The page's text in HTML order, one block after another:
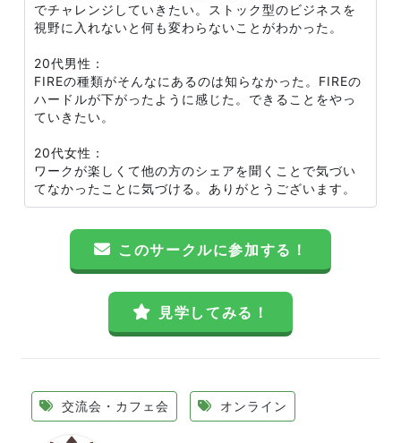
でチャレンジしていきたい。ストック型のビジネスを
視野に入れないと何も変わらないことがわかった。
20代男性：
FIREの種類がそんなにあるのは知らなかった。FIREの
ハードルが下がったように感じた。できることをやっ
ていきたい。
20代女性：
ワークが楽しくて他の方のシェアを聞くことで気づい
てなかったことに気づける。ありがとうございます。
このサークルに参加する！
見学してみる！
交流会・カフェ会 オンライン